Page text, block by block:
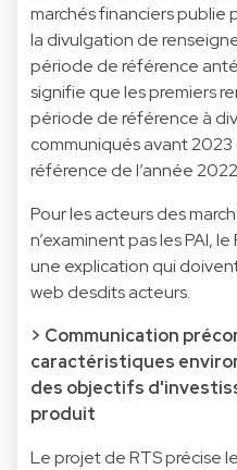
marchés financiers publie
la divulgation de
période de référence
signifie que les premiers
période de référence à
communiqués avant
référence de l’année
Pour les acteurs des
n’examinent pas les PAI,
une explication qui
web desdits acteurs.
> Communication
caractéristiques
des objectifs
produit
Le projet de RTS précise